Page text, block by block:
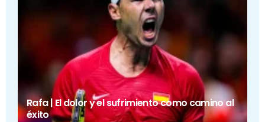
Rafa | El dolor y el sufrimiento como camino al
éxito